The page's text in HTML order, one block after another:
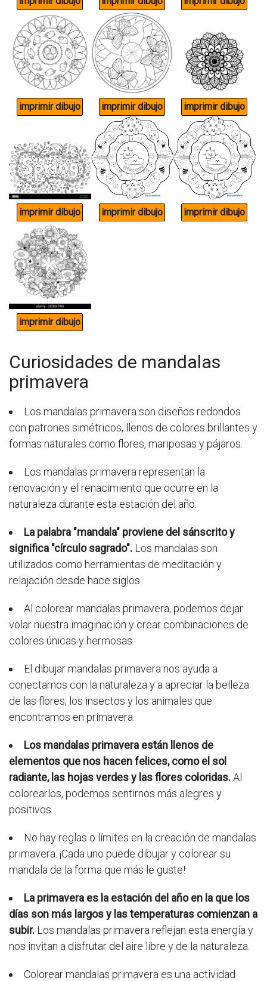
Curiosidades de mandalas
primavera
Los mandalas primavera son diseños redondos
con patrones simétricos, llenos de colores brillantes y
formas naturales como flores, mariposas y pájaros.
Los mandalas primavera representan la
renovación y el renacimiento que ocurre en la
naturaleza durante esta estación del año.
La palabra "mandala" proviene del sánscrito y
significa "círculo sagrado". Los mandalas son
utilizados como herramientas de meditación y
relajación desde hace siglos.
Al colorear mandalas primavera, podemos dejar
volar nuestra imaginación y crear combinaciones de
colores únicas y hermosas.
El dibujar mandalas primavera nos ayuda a
conectarnos con la naturaleza y a apreciar la belleza
de las flores, los insectos y los animales que
encontramos en primavera.
Los mandalas primavera están llenos de
elementos que nos hacen felices, como el sol
radiante, las hojas verdes y las flores coloridas.Al
colorearlos, podemos sentirnos más alegres y
positivos.
No hay reglas o límites en la creación de mandalas
primavera. ¡Cada uno puede dibujar y colorear su
mandala de la forma que más le guste!
La primavera es la estación del año en la que los
días son más largos y las temperaturas comienzan a
subir. Los mandalas primavera reflejan esta energía y
nos invitan a disfrutar del aire libre y de la naturaleza.
Colorear mandalas primavera es una actividad